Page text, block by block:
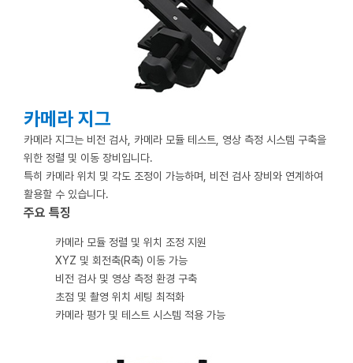
카메라 지그
카메라 지그는 비전 검사, 카메라 모듈 테스트, 영상 측정 시스템 구축을
위한 정렬 및 이동 장비입니다.
특히 카메라 위치 및 각도 조정이 가능하며, 비전 검사 장비와 연계하여
활용할 수 있습니다.
주요 특징
카메라 모듈 정렬 및 위치 조정 지원
XYZ 및 회전축(R축) 이동 가능
비전 검사 및 영상 측정 환경 구축
초점 및 촬영 위치 세팅 최적화
카메라 평가 및 테스트 시스템 적용 가능